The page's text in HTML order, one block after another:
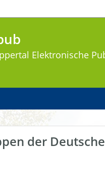
Elektronische
der